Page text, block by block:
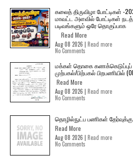
கலைத் திருவிழா போட்டிகள் -
மாவட்ட அளவில் போட்டிகள்
படிவங்களும் ஒரே தொகுப்பாக
Read More
Aug 08 2026 | Read more
No Comments
மக்கள் தொகை கணக்கெடுப்புப்
முற்பகல்/பிற்பகல் பிறபணியில்
Read More
Aug 08 2026 | Read more
No Comments
தொழில்நுட்ப பணிகள்
Read More
Aug 08 2026 | Read more
No Comments